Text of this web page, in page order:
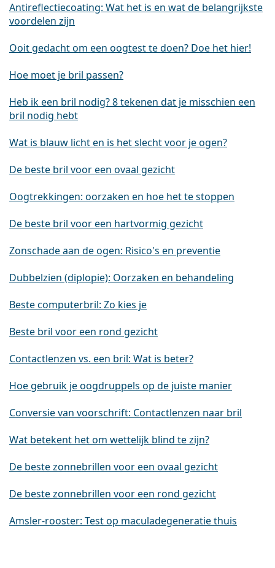
Antireflectiecoating: Wat het is en wat de belangrijkste
voordelen zijn
Ooit gedacht om een oogtest te doen? Doe het hier!
Hoe moet je bril passen?
Heb ik een bril nodig? 8 tekenen dat je misschien een
bril nodig hebt
Wat is blauw licht en is het slecht voor je ogen?
De beste bril voor een ovaal gezicht
Oogtrekkingen: oorzaken en hoe het te stoppen
De beste bril voor een hartvormig gezicht
Zonschade aan de ogen: Risico's en preventie
Dubbelzien (diplopie): Oorzaken en behandeling
Beste computerbril: Zo kies je
Beste bril voor een rond gezicht
Contactlenzen vs. een bril: Wat is beter?
Hoe gebruik je oogdruppels op de juiste manier
Conversie van voorschrift: Contactlenzen naar bril
Wat betekent het om wettelijk blind te zijn?
De beste zonnebrillen voor een ovaal gezicht
De beste zonnebrillen voor een rond gezicht
Amsler-rooster: Test op maculadegeneratie thuis